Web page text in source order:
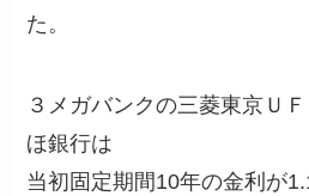
た。
３メガバンクの三菱東京Ｕ
ほ銀行は
当初固定期間10年の金利が